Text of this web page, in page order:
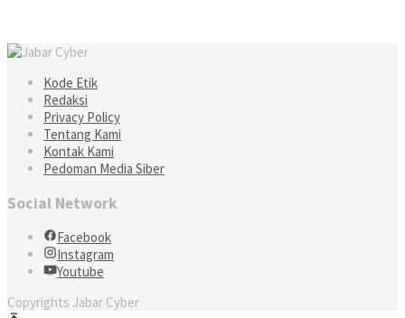
Kode Etik
Redaksi
Privacy Policy
Tentang Kami
Kontak Kami
Pedoman Media Siber
Social Network
Facebook
Instagram
Youtube
Copyrights Jabar Cyber